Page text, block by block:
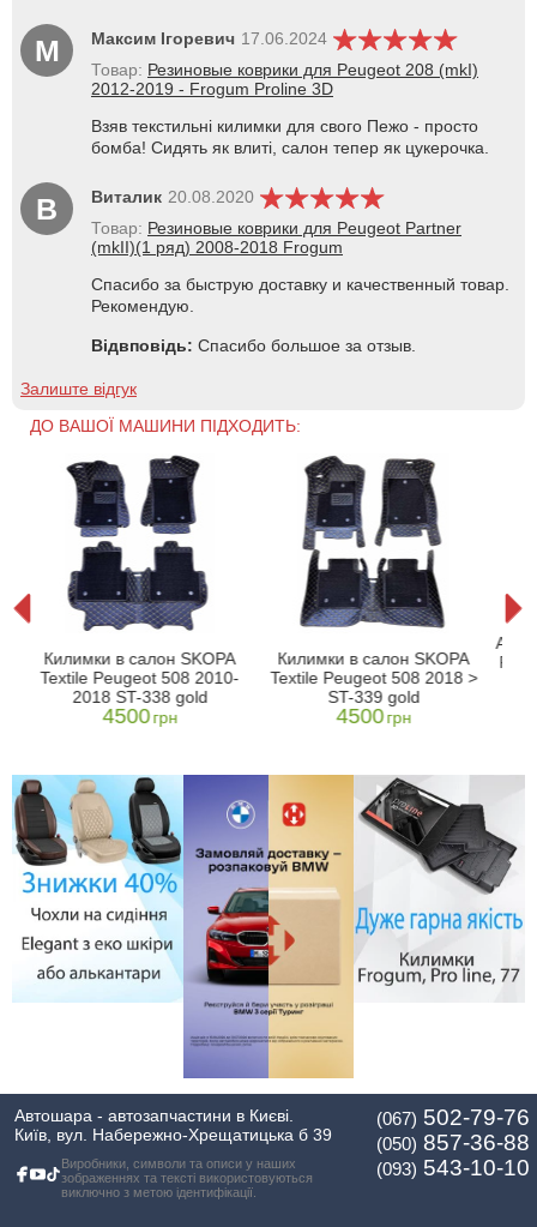
М Максим Ігоревич 17.06.2024
Товар: Резиновые коврики для Peugeot 208 (mkI)
2012-2019 - Frogum Proline 3D
Взяв текстильні килимки для свого Пежо - просто
бомба! Сидять як влиті, салон тепер як цукерочка.
В Виталик 20.08.2020
Товар: Резиновые коврики для Peugeot Partner
(mkII)(1 ряд) 2008-2018 Frogum
Спасибо за быструю доставку и качественный товар.
Рекомендую.
Відвповідь: Спасибо большое за отзыв.
Залиште відгук
ДО ВАШОЇ МАШИНИ ПІДХОДИТЬ:
Килимки в салон SKOPA
Textile Peugeot 508 2010-
2018 ST-338 gold
4500грн
Килимки в салон SKOPA
Textile Peugeot 508 2018 >
ST-339 gold
4500грн
Автошара - автозапчастини в Києві.
Київ, вул. Набережно-Хрещатицька б 39
Виробники, символи та описи у наших
зображеннях та тексті використовуються
виключно з метою ідентифікації.
(067) 502-79-76
(050) 857-36-88
(093) 543-10-10